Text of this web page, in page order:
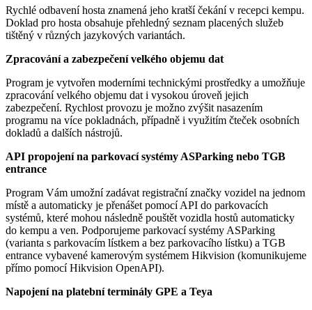
Rychlé odbavení hosta znamená jeho kratší čekání v recepci kempu.
Doklad pro hosta obsahuje přehledný seznam placených služeb
tištěný v různých jazykových variantách.
Zpracování a zabezpečení velkého objemu dat
Program je vytvořen moderními technickými prostředky a umožňuje
zpracování velkého objemu dat i vysokou úroveň jejich
zabezpečení. Rychlost provozu je možno zvýšit nasazením
programu na více pokladnách, případně i využitím čteček osobních
dokladů a dalších nástrojů.
API propojení na parkovací systémy ASParking nebo TGB
entrance
Program Vám umožní zadávat registrační značky vozidel na jednom
místě a automaticky je přenášet pomocí API do parkovacích
systémů, které mohou následně pouštět vozidla hostů automaticky
do kempu a ven. Podporujeme parkovací systémy ASParking
(varianta s parkovacím lístkem a bez parkovacího lístku) a TGB
entrance vybavené kamerovým systémem Hikvision (komunikujeme
přímo pomocí Hikvision OpenAPI).
Napojení na platební terminály GPE a Teya